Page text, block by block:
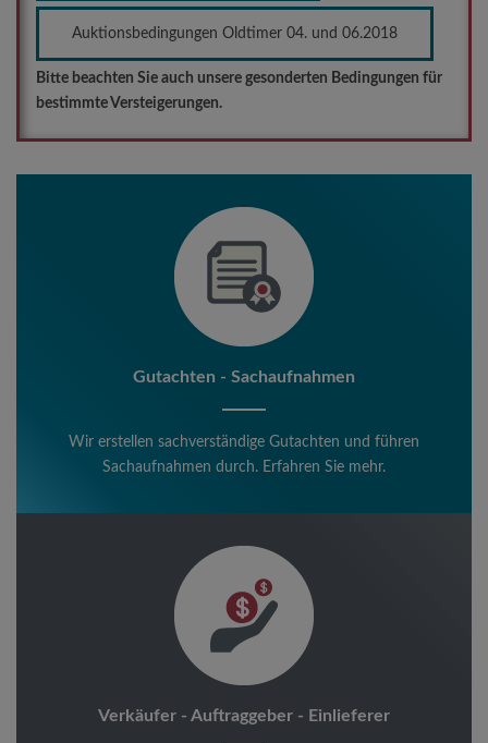
Auktionsbedingungen Oldtimer 04. und 06.2018
Bitte beachten Sie auch unsere gesonderten Bedingungen für
bestimmte Versteigerungen.
Gutachten - Sachaufnahmen
Wir erstellen sachverständige Gutachten und führen
Sachaufnahmen durch. Erfahren Sie mehr.
Verkäufer - Auftraggeber - Einlieferer